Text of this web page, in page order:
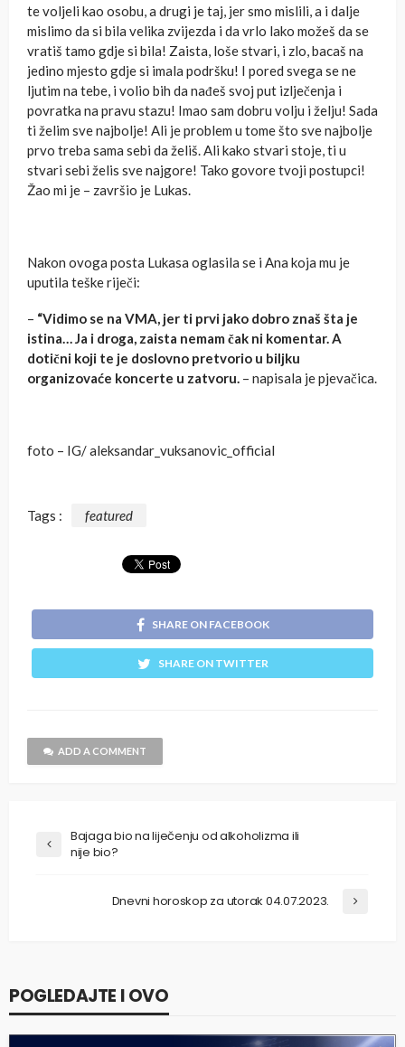
te voljeli kao osobu, a drugi je taj, jer smo mislili, a i dalje
mislimo da si bila velika zvijezda i da vrlo lako možeš da se
vratiš tamo gdje si bila! Zaista, loše stvari, i zlo, bacaš na
jedino mjesto gdje si imala podršku! I pored svega se ne
ljutim na tebe, i volio bih da nađeš svoj put izlječenja i
povratka na pravu stazu! Imao sam dobru volju i želju! Sada
ti želim sve najbolje! Ali je problem u tome što sve najbolje
prvo treba sama sebi da želiš. Ali kako stvari stoje, ti u
stvari sebi želis sve najgore! Tako govore tvoji postupci!
Žao mi je – završio je Lukas.
Nakon ovoga posta Lukasa oglasila se i Ana koja mu je
uputila teške riječi:
– “Vidimo se na VMA, jer ti prvi jako dobro znaš šta je
istina… Ja i droga, zaista nemam čak ni komentar. A
dotični koji te je doslovno pretvorio u biljku
organizovaće koncerte u zatvoru. – napisala je pjevačica.
foto – IG/ aleksandar_vuksanovic_official
Tags : featured
SHARE ON FACEBOOK
SHARE ON TWITTER
ADD A COMMENT
Bajaga bio na liječenju od alkoholizma ili
nije bio?
Dnevni horoskop za utorak 04.07.2023.
POGLEDAJTE I OVO